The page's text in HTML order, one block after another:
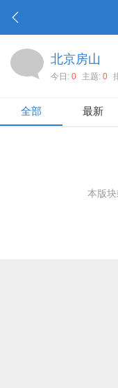
北京房山
今日: 0 主题: 0
全部 最新
本版